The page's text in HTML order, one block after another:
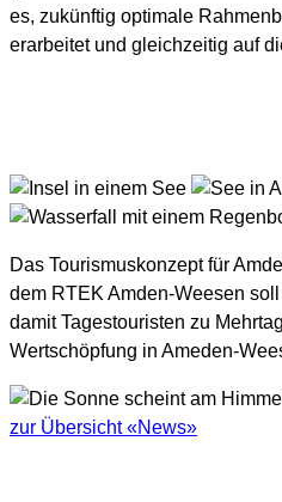
es, zukünftig optimale
erarbeitet und gleichzeitig auf
Das Tourismuskonzept für
dem RTEK Amden-Weesen
damit Tagestouristen zu
Wertschöpfung in Ameden-
zur Übersicht «News»